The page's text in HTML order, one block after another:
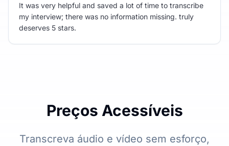
It was very helpful and saved a lot of time to transcribe
my interview; there was no information missing. truly
deserves 5 stars.
Preços Acessíveis
Transcreva áudio e vídeo sem esforço,